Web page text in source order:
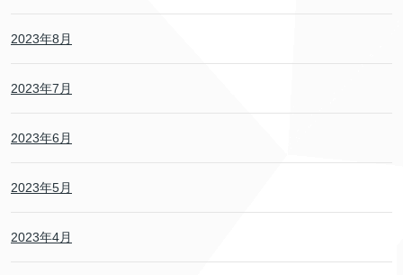
2023年8月
2023年7月
2023年6月
2023年5月
2023年4月